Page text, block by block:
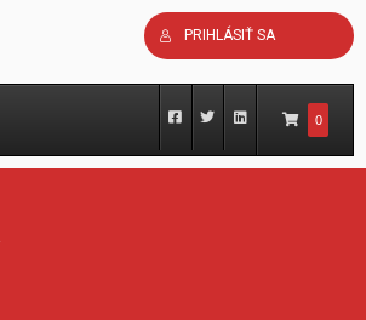
PRIHLÁSIŤ SA
0